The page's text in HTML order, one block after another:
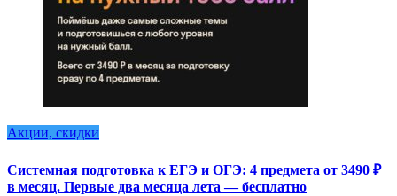
Акции, скидки
Системная подготовка к ЕГЭ и ОГЭ: 4 предмета от 3490 ₽
в месяц. Первые два месяца лета — бесплатно